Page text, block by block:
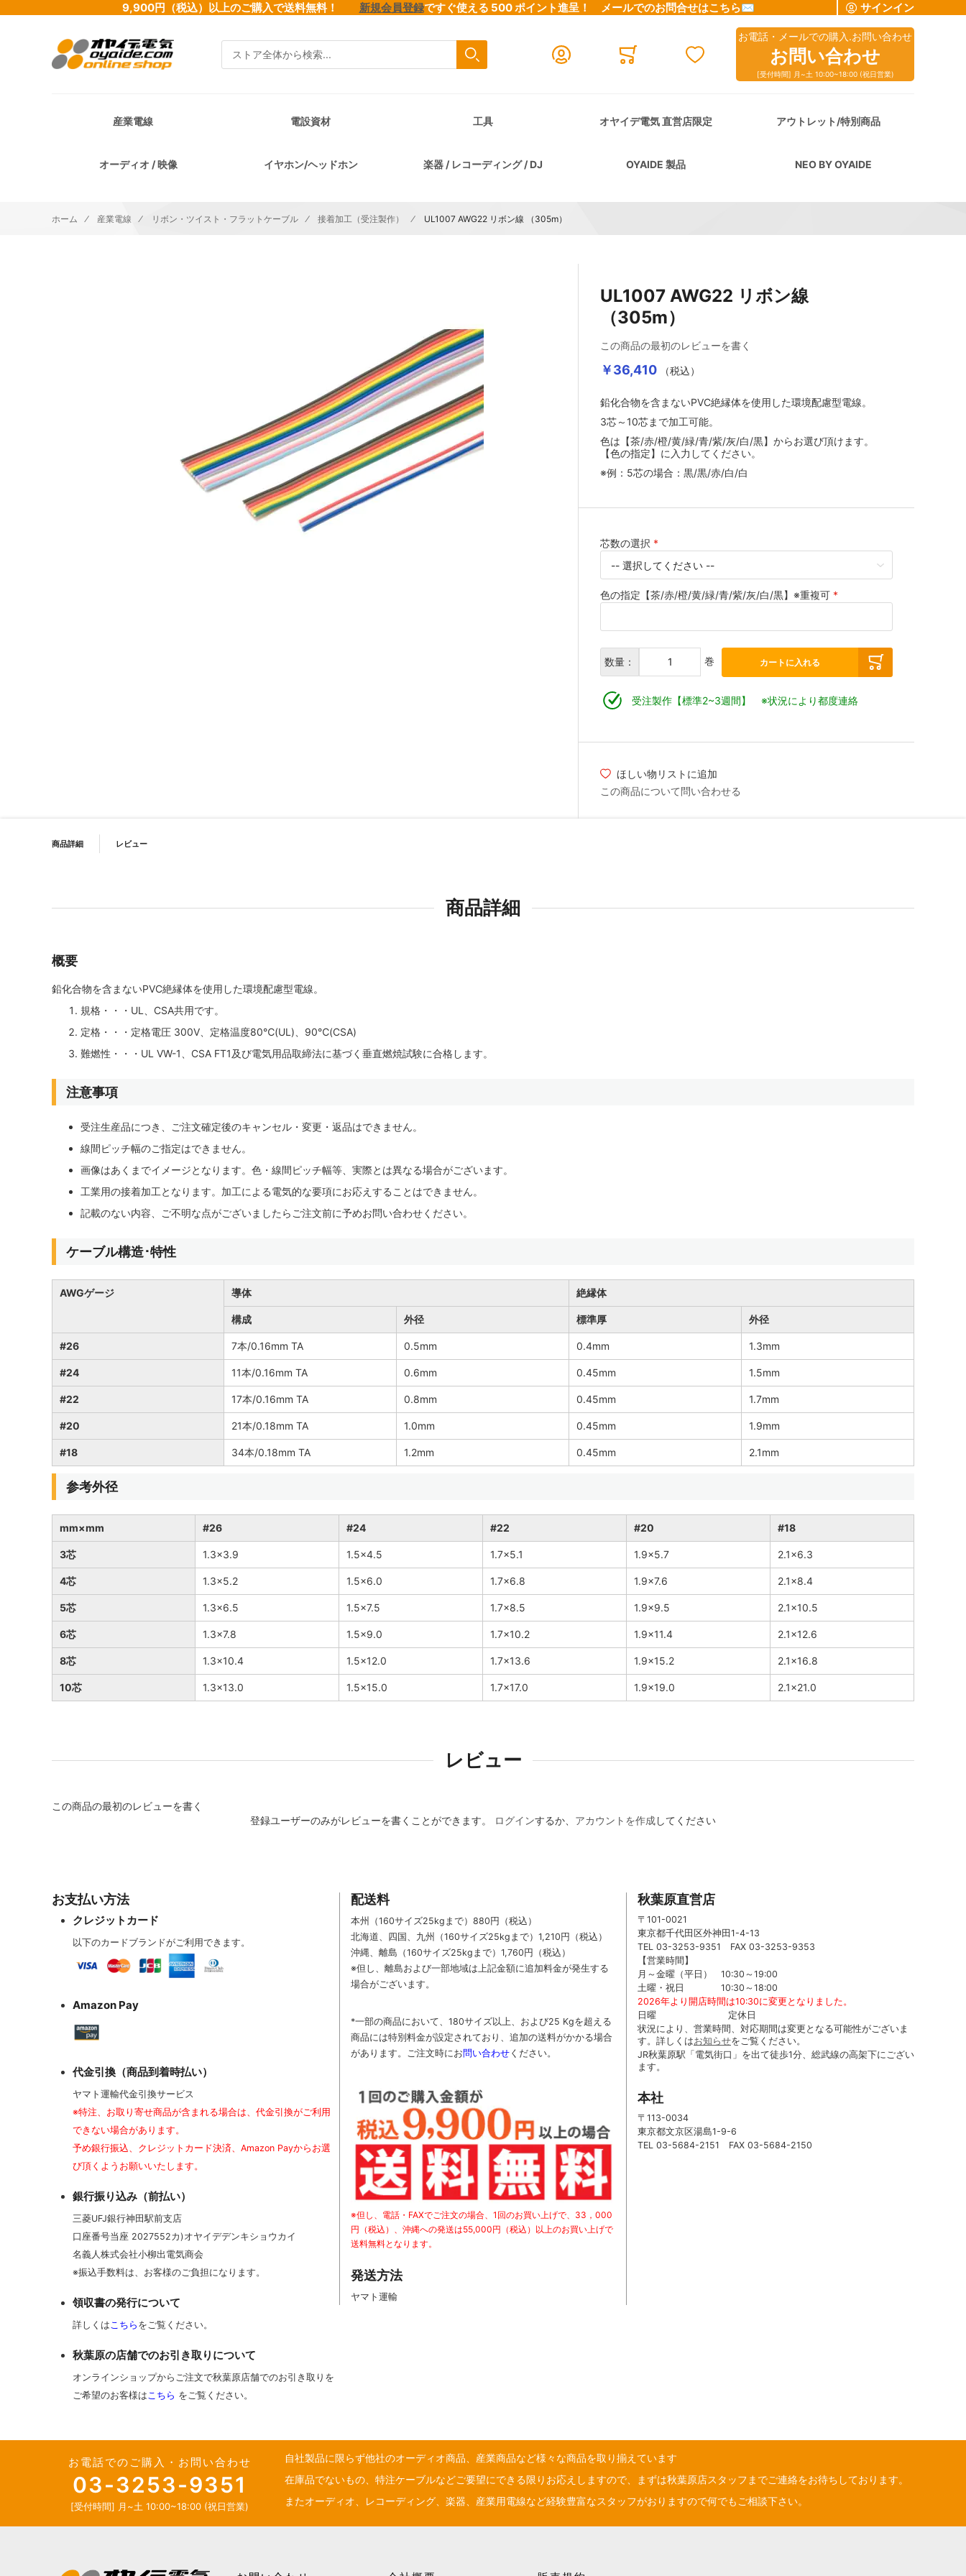
9,900円（税込）以上のご購入で送料無料！ 新規会員登録ですぐ使える 500 ポイント進呈！ メールでのお問合せはこちら✉ サインイン
検索
Close search
検索
お電話・メールでの購入.お問い合わせ
お問い合わせ
[受付時間] 月~土 10:00~18:00 (祝日営業)
産業電線 電設資材 工具 オヤイデ電気 直営店限定 アウトレット/特別商品
オーディオ / 映像 イヤホン/ヘッドホン 楽器 / レコーディング / DJ OYAIDE 製品 NEO BY OYAIDE
ホーム 産業電線 リボン・ツイスト・フラットケーブル 接着加工（受注製作） UL1007 AWG22 リボン線 （305m）
UL1007 AWG22 リボン線
（305m）
この商品の最初のレビューを書く
￥36,410 （税込）
鉛化合物を含まないPVC絶縁体を使用した環境配慮型電線。
3芯～10芯まで加工可能。
色は【茶/赤/橙/黄/緑/青/紫/灰/白/黒】からお選び頂けます。
【色の指定】に入力してください。
※例：5芯の場合：黒/黒/赤/白/白
芯数の選択
色の指定【茶/赤/橙/黄/緑/青/紫/灰/白/黒】※重複可
数量： 巻 カートに入れる
受注製作【標準2~3週間】 ※状況により都度連絡
ほしい物リストに追加
この商品について問い合わせる
商品詳細 レビュー
商品詳細
概要
鉛化合物を含まないPVC絶縁体を使用した環境配慮型電線。
規格・・・UL、CSA共用です。
定格・・・定格電圧 300V、定格温度80℃(UL)、90℃(CSA)
難燃性・・・UL VW-1、CSA FT1及び電気用品取締法に基づく垂直燃焼試験に合格します。
注意事項
受注生産品につき、ご注文確定後のキャンセル・変更・返品はできません。
線間ピッチ幅のご指定はできません。
画像はあくまでイメージとなります。色・線間ピッチ幅等、実際とは異なる場合がございます。
工業用の接着加工となります。加工による電気的な要項にお応えすることはできません。
記載のない内容、ご不明な点がございましたらご注文前に予めお問い合わせください。
ケーブル構造･特性
AWGゲージ 導体 絶縁体
構成 外径 標準厚 外径
#26 7本/0.16mm TA 0.5mm 0.4mm 1.3mm
#24 11本/0.16mm TA 0.6mm 0.45mm 1.5mm
#22 17本/0.16mm TA 0.8mm 0.45mm 1.7mm
#20 21本/0.18mm TA 1.0mm 0.45mm 1.9mm
#18 34本/0.18mm TA 1.2mm 0.45mm 2.1mm
参考外径
mm×mm #26 #24 #22 #20 #18
3芯 1.3×3.9 1.5×4.5 1.7×5.1 1.9×5.7 2.1×6.3
4芯 1.3×5.2 1.5×6.0 1.7×6.8 1.9×7.6 2.1×8.4
5芯 1.3×6.5 1.5×7.5 1.7×8.5 1.9×9.5 2.1×10.5
6芯 1.3×7.8 1.5×9.0 1.7×10.2 1.9×11.4 2.1×12.6
8芯 1.3×10.4 1.5×12.0 1.7×13.6 1.9×15.2 2.1×16.8
10芯 1.3×13.0 1.5×15.0 1.7×17.0 1.9×19.0 2.1×21.0
レビュー
この商品の最初のレビューを書く
登録ユーザーのみがレビューを書くことができます。
ログインするか、 アカウントを作成してください
お支払い方法
クレジットカード
以下のカードブランドがご利用できます。
Amazon Pay
代金引換（商品到着時払い）
ヤマト運輸代金引換サービス
※特注、お取り寄せ商品が含まれる場合は、代金引換がご利用
できない場合があります。
予め銀行振込、クレジットカード決済、Amazon Payからお選
び頂くようお願いいたします。
銀行振り込み（前払い）
三菱UFJ銀行神田駅前支店
口座番号当座 2027552カ)オヤイデデンキショウカイ
名義人株式会社小柳出電気商会
※振込手数料は、お客様のご負担になります。
領収書の発行について
詳しくはこちら をご覧ください。
秋葉原の店舗でのお引き取りについて
オンラインショップからご注文で秋葉原店舗でのお引き取りを
ご希望のお客様はこちら をご覧ください。
配送料
本州（160サイズ25kgまで）880円（税込）
北海道、四国、九州
（160サイズ25kgまで） 1,210円（税込）
沖縄、離島 （160サイズ25kgまで） 1,760円（税込）
※但し、離島および一部地域は上記金額に追加料金が発生する
場合がございます。
*一部の商品において、180サイズ以上、および25 Kgを超える
商品には特別料金が設定されており、追加の送料がかかる場合
があります。 ご注文時にお問い合わせ ください。
※但し、電話・FAXでご注文の場合、1回のお買い上げで、33，000
円（税込）、沖縄への発送は55,000円（税込）以上のお買い上げで
送料無料となります。
発送方法
ヤマト運輸
秋葉原直営店
〒101-0021
東京都千代田区外神田1-4-13
TEL 03-3253-9351 FAX 03-3253-9353
【営業時間】
月～金曜（平日） 10:30～19:00
土曜・祝日 10:30～18:00
2026年より開店時間は10:30に変更となりました。
日曜 定休日
状況により、営業時間、対応期間は変更となる可能性がございま
す。詳しくはお知らせをご覧ください。
JR秋葉原駅「電気街口」を出て徒歩1分、総武線の高架下にござい
ます。
本社
〒113-0034
東京都文京区湯島1-9-6
TEL 03-5684-2151 FAX 03-5684-2150
お電話でのご購入・お問い合わせ
03-3253-9351
[受付時間] 月~土 10:00~18:00 (祝日営業)
自社製品に限らず他社のオーディオ商品、産業商品など様々な商品を取り揃えています
在庫品でないもの、特注ケーブルなどご要望にできる限りお応えしますので、まずは秋葉原店スタッフまでご連絡をお待ちしております。
またオーディオ、レコーディング、楽器、産業用電線など経験豊富なスタッフがおりますので何でもご相談下さい。